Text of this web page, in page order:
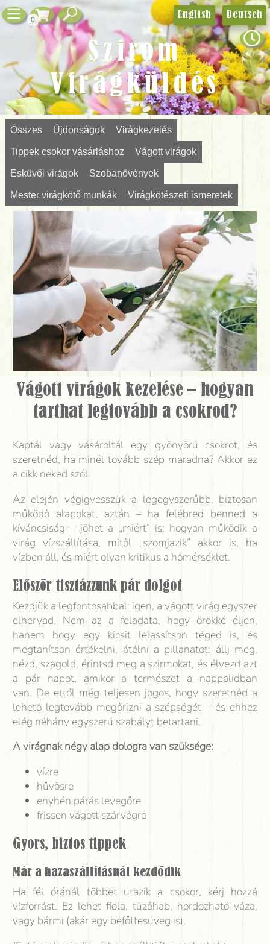
0
Összes Újdonságok Virágkezelés
Tippek csokor vásárláshoz Vágott virágok
Esküvői virágok Szobanövények
Mester virágkötő munkák Virágkötészeti ismeretek
Vágott virágok kezelése – hogyan
tarthat legtovább a csokrod?
Kaptál vagy vásároltál egy gyönyörű csokrot, és
szeretnéd, ha minél tovább szép maradna? Akkor ez
a cikk neked szól.
Az elején végigvesszük a legegyszerűbb, biztosan
működő alapokat, aztán – ha felébred benned a
kíváncsiság – jöhet a „miért” is: hogyan működik a
virág vízszállítása, mitől „szomjazik” akkor is, ha
vízben áll, és miért olyan kritikus a hőmérséklet.
Először tisztázzunk pár dolgot
Kezdjük a legfontosabbal: igen, a vágott virág egyszer
elhervad. Nem az a feladata, hogy örökké éljen,
hanem hogy egy kicsit lelassítson téged is, és
megtanítson értékelni, átélni a pillanatot: állj meg,
nézd, szagold, érintsd meg a szirmokat, és élvezd azt
a pár napot, amikor a természet a nappalidban
van. De ettől még teljesen jogos, hogy szeretnéd a
lehető legtovább megőrizni a szépségét – és ehhez
elég néhány egyszerű szabályt betartani.
A virágnak négy alap dologra van szüksége:
vízre
hűvösre
enyhén párás levegőre
frissen vágott szárvégre
Gyors, biztos tippek
Már a hazaszállításnál kezdődik
Ha fél óránál többet utazik a csokor, kérj hozzá
vízforrást. Ez lehet fiola, tűzőhab, hordozható váza,
vagy bármi (akár egy befőttesüveg is).
English Deutsch
Szirom
Virágküldés